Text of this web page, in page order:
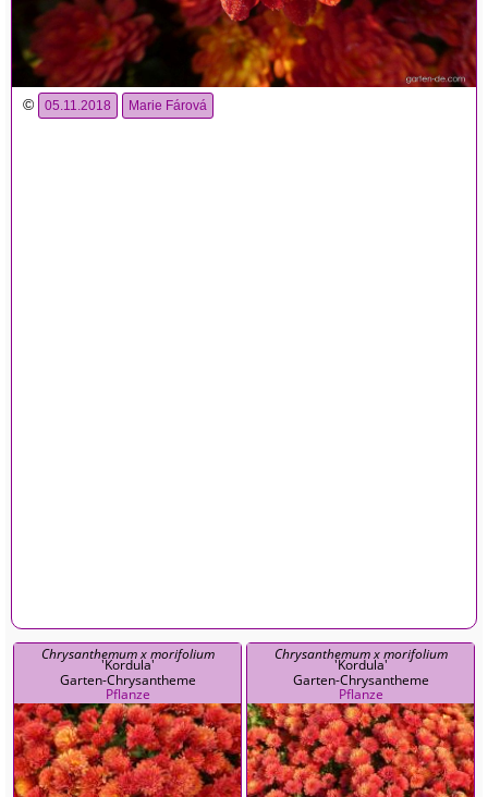
© 05.11.2018 Marie Fárová
Chrysanthemum x morifolium
'Kordula'
Garten-Chrysantheme
Pflanze
Chrysanthemum x morifolium
'Kordula'
Garten-Chrysantheme
Pflanze